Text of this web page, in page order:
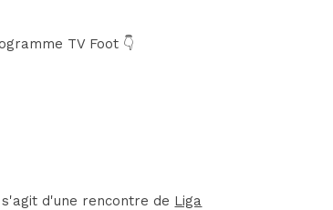
TV Foot 👇
d'une rencontre de Liga